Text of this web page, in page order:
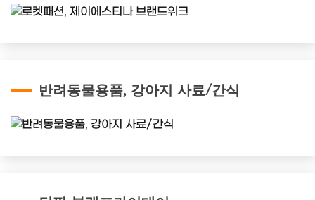
반려동물용품, 강아지 사료/간식